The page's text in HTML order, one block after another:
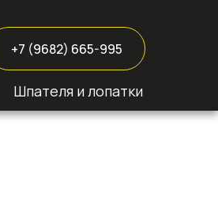
+7 (9682) 665-995
Шпателя и лопатки